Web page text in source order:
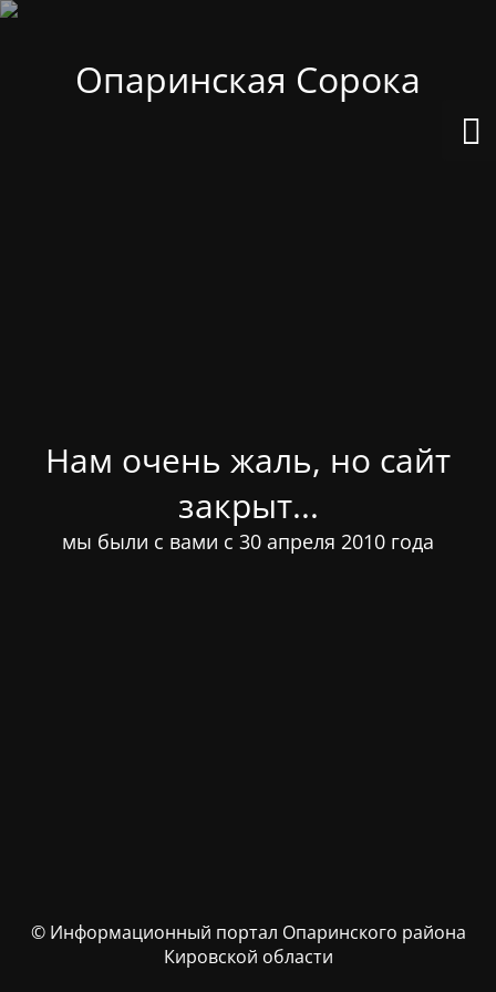
Опаринская Сорока
Нам очень жаль, но сайт
закрыт...
мы были с вами с 30 апреля 2010 года
© Информационный портал Опаринского района
Кировской области